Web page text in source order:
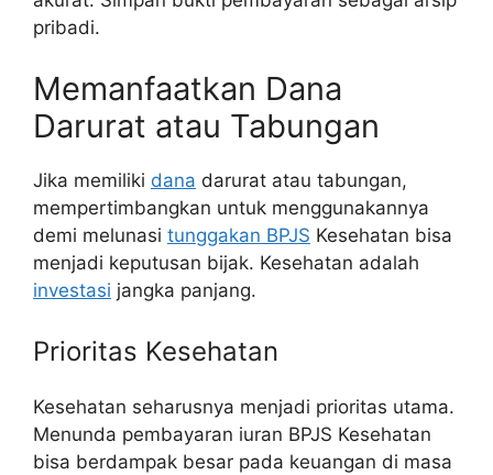
pribadi.
Memanfaatkan Dana
Darurat atau Tabungan
Jika memiliki dana darurat atau tabungan,
mempertimbangkan untuk menggunakannya
demi melunasi tunggakan BPJS Kesehatan bisa
menjadi keputusan bijak. Kesehatan adalah
investasi jangka panjang.
Prioritas Kesehatan
Kesehatan seharusnya menjadi prioritas utama.
Menunda pembayaran iuran BPJS Kesehatan
bisa berdampak besar pada keuangan di masa